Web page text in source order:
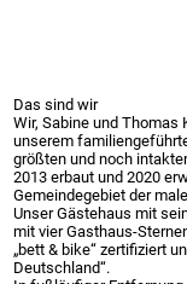
Das sind wir
Wir, Sabine und Thomas
unserem
größten und noch
2013 erbaut und 2020
Gemeindegebiet der
Unser Gästehaus mit
mit vier Gasthaus-
„bett & bike“ zertifiziert
Deutschland“.